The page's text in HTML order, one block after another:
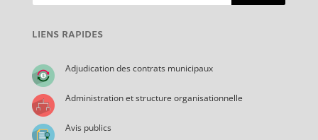
LIENS RAPIDES
Adjudication des contrats municipaux
Administration et structure organisationnelle
Avis publics